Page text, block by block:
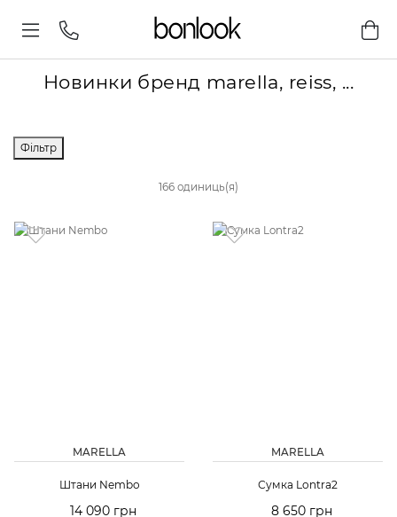
Новинки бренд marella, reiss, ...
Фільтр
166 одиниць(я)
MARELLA
Штани Nembo
14 090 грн
MARELLA
Сумка Lontra2
8 650 грн